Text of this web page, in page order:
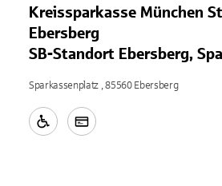
Kreissparkasse München
Ebersberg
SB-Standort Ebersberg,
Sparkassenplatz , 85560 Ebersberg